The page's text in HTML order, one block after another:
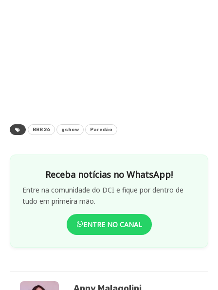
BBB 26 gshow Paredão
Receba notícias no WhatsApp!
Entre na comunidade do DCI e fique por dentro de
tudo em primeira mão.
ENTRE NO CANAL